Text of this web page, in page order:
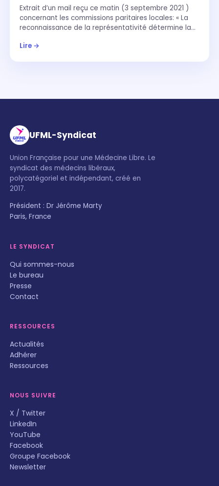
Extrait d’un mail reçu ce matin (3 septembre 2021 )
concernant les commissions paritaires locales: « La
reconnaissance de la représentativité détermine la…
Lire →
UFML-Syndicat
Union Française pour une Médecine Libre. Le
syndicat des médecins libéraux,
polycatégoriel et indépendant, créé en
2017.
Président : Dr Jérôme Marty
Paris, France
LE SYNDICAT
Qui sommes-nous
Le bureau
Presse
Contact
RESSOURCES
Actualités
Adhérer
Ressources
NOUS SUIVRE
X / Twitter
LinkedIn
YouTube
Facebook
Groupe Facebook
Newsletter